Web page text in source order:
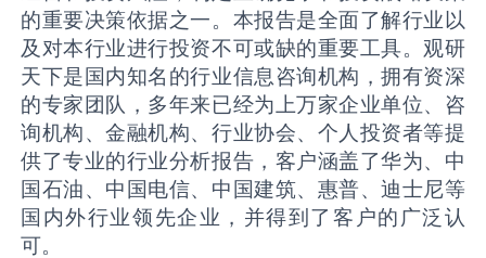
的重要决策依据之一。本报告是全面了解行业以
及对本行业进行投资不可或缺的重要工具。观研
天下是国内知名的行业信息咨询机构，拥有资深
的专家团队，多年来已经为上万家企业单位、咨
询机构、金融机构、行业协会、个人投资者等提
供了专业的行业分析报告，客户涵盖了华为、中
国石油、中国电信、中国建筑、惠普、迪士尼等
国内外行业领先企业，并得到了客户的广泛认
可。